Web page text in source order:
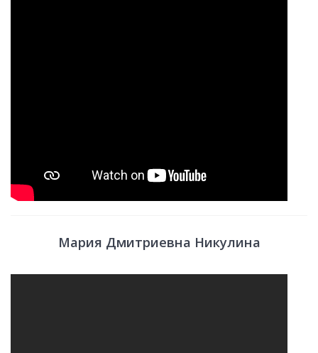
Мария Дмитриевна Никулина